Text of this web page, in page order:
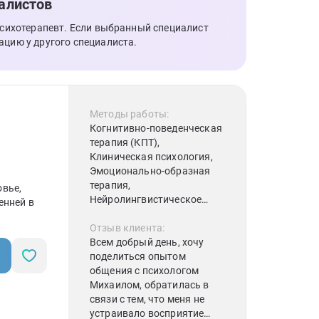
Если выбранный специалист
у другого специалиста.
в
Методы работы:
Когнитивно-поведенческая
терапия (КПТ),
Клиническая психология,
Эмоционально-образная
терапия,
Нейролингвистическое
Позитивная психотерапия,
Рационально-
эмоционально-
поведенческая терапия,
Когнитивная терапия,
Клиент-центрированная
терапия, Психосинтез
Отзыв клиента:
Всем добрый день, хочу
поделиться опытом
общения с психологом
Михаилом, обратилась в
связи с тем, что меня не
устраивало восприятие